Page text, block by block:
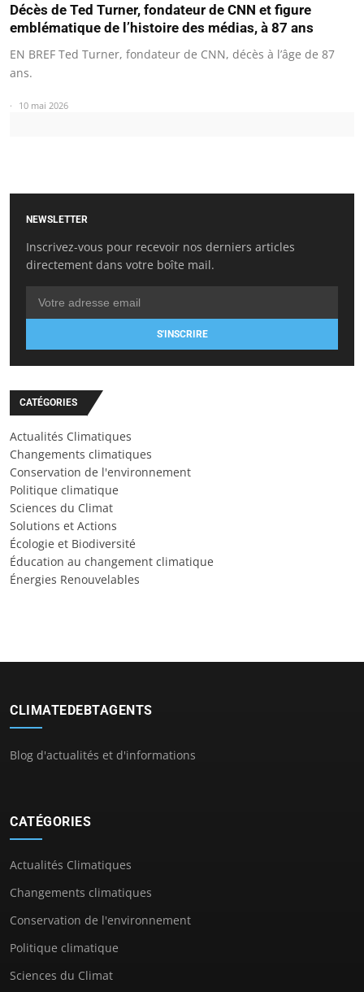
Décès de Ted Turner, fondateur de CNN et figure
emblématique de l’histoire des médias, à 87 ans
EN BREF Ted Turner, fondateur de CNN, décès à l’âge de 87
ans.
10 mai 2026
NEWSLETTER
Inscrivez-vous pour recevoir nos derniers articles
directement dans votre boîte mail.
S'INSCRIRE
CATÉGORIES
Actualités Climatiques
Changements climatiques
Conservation de l'environnement
Politique climatique
Sciences du Climat
Solutions et Actions
Écologie et Biodiversité
Éducation au changement climatique
Énergies Renouvelables
CLIMATEDEBTAGENTS
Blog d'actualités et d'informations
CATÉGORIES
Actualités Climatiques
Changements climatiques
Conservation de l'environnement
Politique climatique
Sciences du Climat